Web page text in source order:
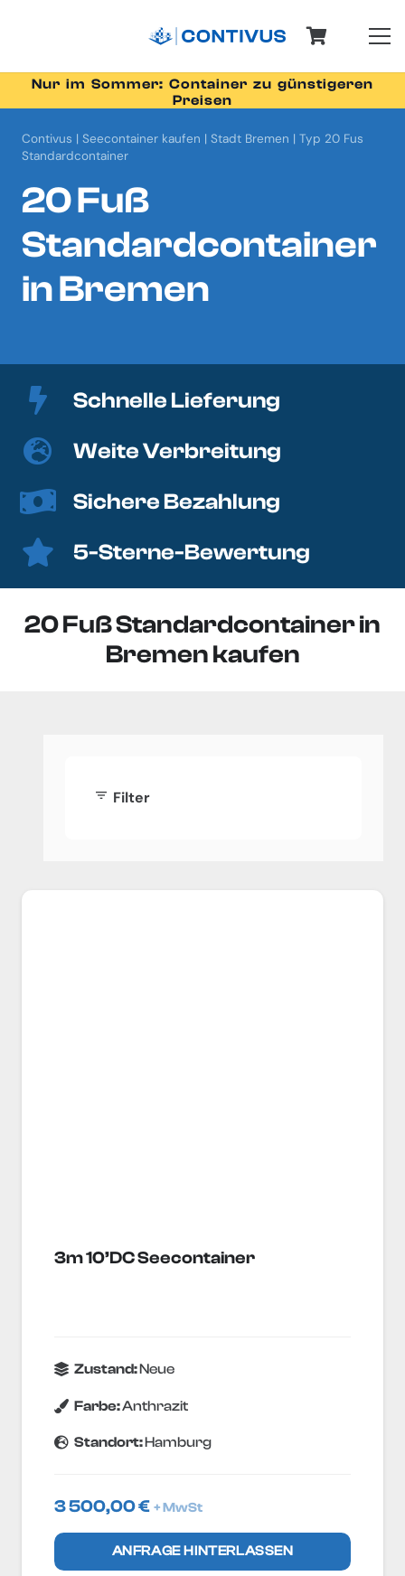
Nur im Sommer: Container zu günstigeren
Preisen
Contivus | Seecontainer kaufen | Stadt Bremen | Typ 20 Fus
Standardcontainer
20 Fuß
Standardcontainer
in Bremen
Schnelle Lieferung
Weite Verbreitung
Sichere Bezahlung
5-Sterne-Bewertung
20 Fuß Standardcontainer in
Bremen kaufen
filter_list Filter
3m 10’DC Seecontainer
Zustand:Neue
Farbe:Anthrazit
Standort:Hamburg
3 500,00€ + MwSt
ANFRAGE HINTERLASSEN